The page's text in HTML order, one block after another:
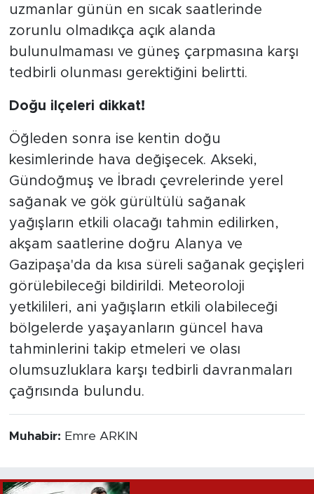
uzmanlar günün en sıcak saatlerinde
zorunlu olmadıkça açık alanda
bulunulmaması ve güneş çarpmasına karşı
tedbirli olunması gerektiğini belirtti.
Doğu ilçeleri dikkat!
Öğleden sonra ise kentin doğu
kesimlerinde hava değişecek. Akseki,
Gündoğmuş ve İbradı çevrelerinde yerel
sağanak ve gök gürültülü sağanak
yağışların etkili olacağı tahmin edilirken,
akşam saatlerine doğru Alanya ve
Gazipaşa'da da kısa süreli sağanak geçişleri
görülebileceği bildirildi. Meteoroloji
yetkilileri, ani yağışların etkili olabileceği
bölgelerde yaşayanların güncel hava
tahminlerini takip etmeleri ve olası
olumsuzluklara karşı tedbirli davranmaları
çağrısında bulundu.
Muhabir: Emre ARKIN